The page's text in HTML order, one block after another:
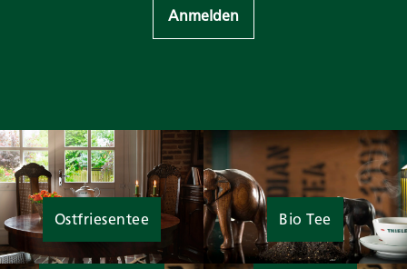
Anmelden
Ostfriesentee Bio Tee